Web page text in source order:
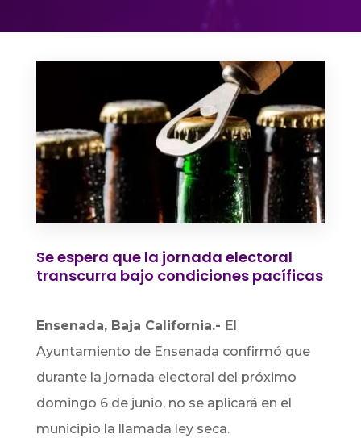
Se espera que la jornada electoral
transcurra bajo condiciones pacíficas
Ensenada, Baja California.- El
Ayuntamiento de Ensenada confirmó que
durante la jornada electoral del próximo
domingo 6 de junio, no se aplicará en el
municipio la llamada ley seca.